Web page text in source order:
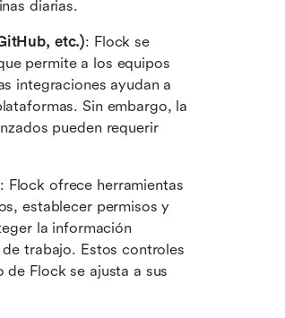
diarias.
etc.): Flock se
permite a los equipos
integraciones ayudan a
Sin embargo, la
pueden requerir
: Flock ofrece herramientas
establecer permisos y
la información
trabajo. Estos controles
de Flock se ajusta a sus